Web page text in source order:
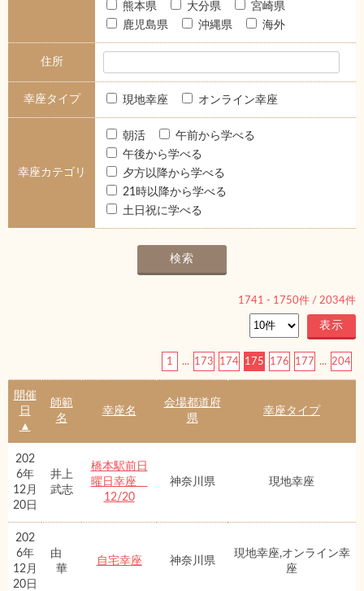
熊本県
大分県
宮崎県
鹿児島県
沖縄県 海外
住所
幸座タイプ 現地幸座 オンライン幸座
幸座カテゴリ
朝活
午前から学べる
午後から学べる
夕方以降から学べる
21時以降から学べる
土日祝に学べる
1741 - 1750件 / 2034件
1 ... 173 174 175 176 177 ... 204
開催
日
▲
師範
名
幸座名
会場都道府
県
幸座タイプ
202
6年
12月
20日
井上
武志
橋本駅前日
曜日幸座
12/20
神奈川県 現地幸座
202
6年
12月
20日
由
華
自宅幸座 神奈川県
現地幸座,オンライン幸
座